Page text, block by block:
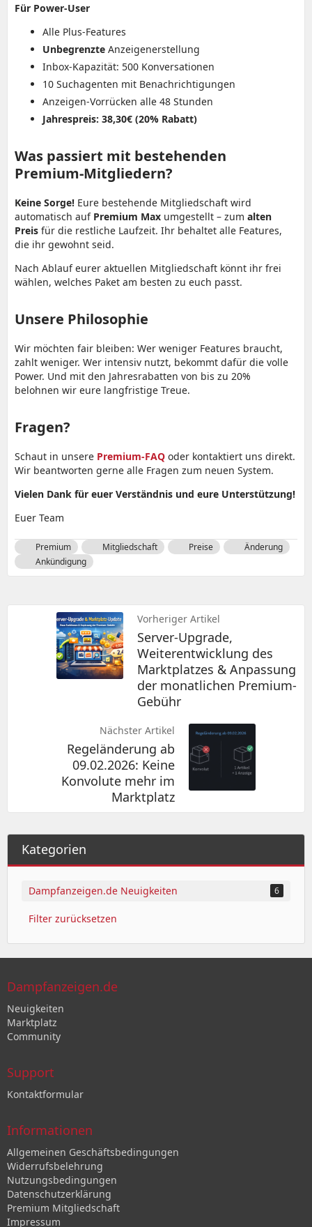
Für Power-User
Alle Plus-Features
Unbegrenzte Anzeigenerstellung
Inbox-Kapazität: 500 Konversationen
10 Suchagenten mit Benachrichtigungen
Anzeigen-Vorrücken alle 48 Stunden
Jahrespreis: 38,30€ (20% Rabatt)
Was passiert mit bestehenden
Premium-Mitgliedern?
Keine Sorge! Eure bestehende Mitgliedschaft wird
automatisch auf Premium Max umgestellt – zum alten
Preis für die restliche Laufzeit. Ihr behaltet alle Features,
die ihr gewohnt seid.
Nach Ablauf eurer aktuellen Mitgliedschaft könnt ihr frei
wählen, welches Paket am besten zu euch passt.
Unsere Philosophie
Wir möchten fair bleiben: Wer weniger Features braucht,
zahlt weniger. Wer intensiv nutzt, bekommt dafür die volle
Power. Und mit den Jahresrabatten von bis zu 20%
belohnen wir eure langfristige Treue.
Fragen?
Schaut in unsere Premium-FAQ oder kontaktiert uns direkt.
Wir beantworten gerne alle Fragen zum neuen System.
Vielen Dank für euer Verständnis und eure Unterstützung!
Euer Team
Premium Mitgliedschaft Preise
Änderung
Ankündigung
Vorheriger Artikel
Server-Upgrade,
Weiterentwicklung des
Marktplatzes & Anpassung
der monatlichen Premium-
Gebühr
Nächster Artikel
Regeländerung ab
09.02.2026: Keine
Konvolute mehr im
Marktplatz
Kategorien
Dampfanzeigen.de Neuigkeiten 6
Filter zurücksetzen
Dampfanzeigen.de
Neuigkeiten
Marktplatz
Community
Support
Kontaktformular
Informationen
Allgemeinen Geschäftsbedingungen
Widerrufsbelehrung
Nutzungsbedingungen
Datenschutzerklärung
Premium Mitgliedschaft
Impressum